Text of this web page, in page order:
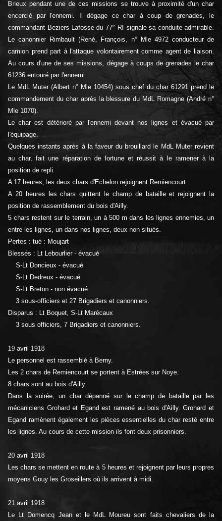
Brieux pendant une de ces missions se trouve à proximité d'un char
encerclé par l'ennemi. Il dégage ce char à coup de grenades, le
commandant Beziers-Lafosse du 77e
RI signale sa conduite admirable.
Le canonnier Rimbault (René, François, n° Mle 4972 conducteur de
camion prend part à l'attaque volontairement comme agent de liaison.
Au cours d'une de ses missions, dégage à coups de grenades le char
61236 entouré par l'ennemi.
Le MdL Muter (Albert n° Mle 10454) sous chef du char 61291 prend le
commandement du char après la blessure du MdL Romagne (André n°
Mle 1070).
Le char est détérioré par l'ennemi devant nos lignes et évacué par
l'équipage.
Quelques instants après à la faveur du brouillard le MdL Muter revient
au char, fait une réparation de fortune et réussit à le ramener à la
position de repli.
A 17 heures, les deux chars d'Echelon rejoignent Remiencourt.
A 20 heures les chars quittent le champ de bataille et rejoignent la
position de rassemblement du bois d'Ailly.
5 chars restent sur le terrain, un à 500 m dans les lignes ennemies, un
entre les lignes, un dans nos lignes, deux non situés.
Pertes : tué : Moujart
Blessés : Lt Lebourlier - évacué
S-Lt Doncieux - évacué
S-Lt Dedreux - évacué
S-Lt Breton - non évacué
3 sous-officiers et 27 Brigadiers et canonniers.
Disparus : Lt Boquet, S-Lt Marécaux
3 sous officiers, 7 Brigadiers et canonniers.
19 avril 1918
Le personnel est rassemblé à Berny.
Les 2 chars de Remiencourt se portent à Estrées sur Noye.
8 chars sont au bois d'Ailly.
Dans la soirée, un char dépanné sur le champ de bataille par les
mécaniciens Grohard et Egand est ramené au bois d'Ailly. Grohard et
Egand ramènent également les pièces essentielles du char resté entre
les lignes. Au cours de cette mission ils font deux prisonniers.
20 avril 1918
Les chars se mettent en route à 5 heures et rejoignent par leurs propres
moyens Gouy les Groseillers où ils arrivent à midi.
21 avril 1918
Le Lt Domencq Jean et le MdL Moureu sont faits chevaliers de la